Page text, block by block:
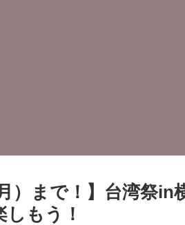
月）まで！】台湾祭
しもう！